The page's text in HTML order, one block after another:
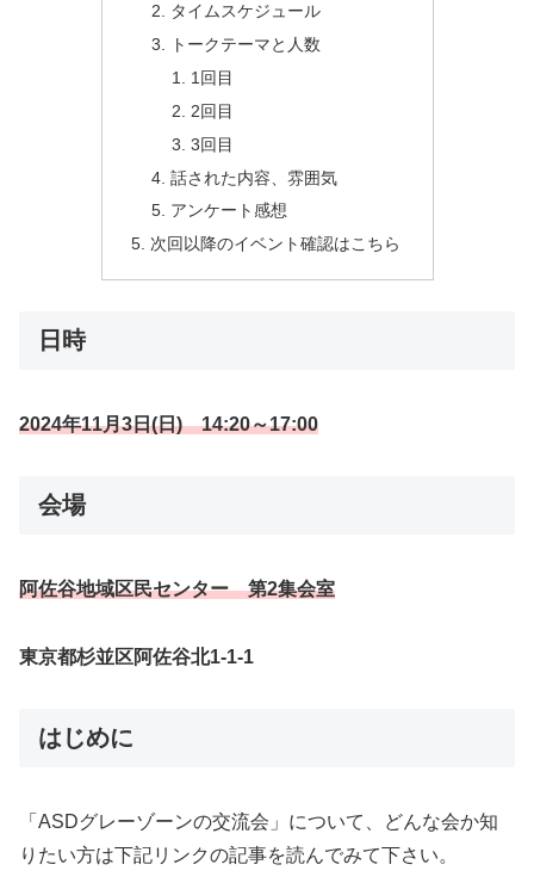
タイムスケジュール
トークテーマと人数
1回目
2回目
3回目
話された内容、雰囲気
アンケート感想
次回以降のイベント確認はこちら
日時
2024年11月3日(日) 14:20～17:00
会場
阿佐谷地域区民センター 第2集会室
東京都杉並区阿佐谷北1-1-1
はじめに
「ASDグレーゾーンの交流会」について、どんな会か知
りたい方は下記リンクの記事を読んでみて下さい。